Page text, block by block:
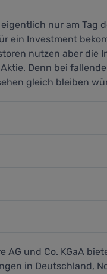
nur am Tag
ein Investment
nutzen aber die
Denn bei
gleich bleiben
AG und Co. KGaA
in Deutschland,